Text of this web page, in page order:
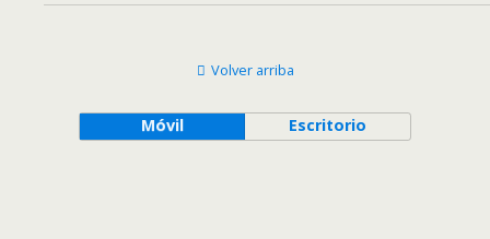
Volver arriba
Móvil Escritorio